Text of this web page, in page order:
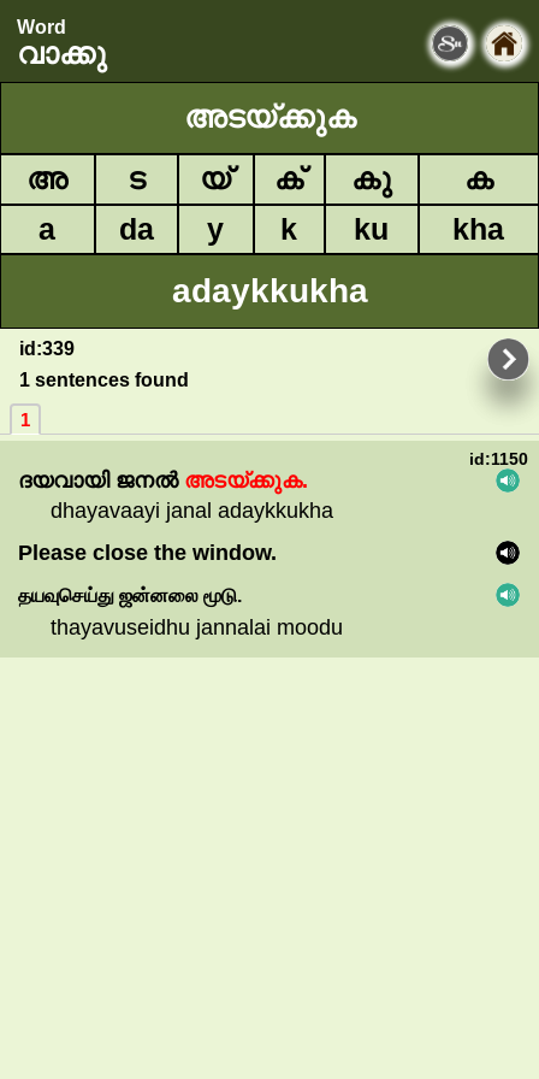
Word
വാക്കു
അടയ്ക്കുക
അ ട യ് ക് കു
ക
a
da y k ku kha
adaykkukha
id:339
1 sentences found
1
id:1150
ദയവായി ജനൽ അടയ്ക്കുക.
dhayavaayi janal adaykkukha
Please close the window.
தயவுசெய்து ஜன்னலை மூடு.
thayavuseidhu jannalai moodu